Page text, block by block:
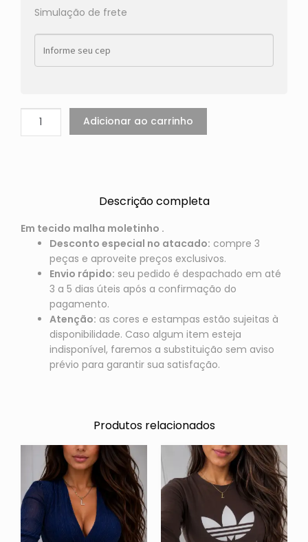
Simulação de frete
Adicionar ao carrinho
Descrição completa
Em tecido malha moletinho .
Desconto especial no atacado: compre 3
peças e aproveite preços exclusivos.
Envio rápido: seu pedido é despachado em até
3 a 5 dias úteis após a confirmação do
pagamento.
Atenção: as cores e estampas estão sujeitas à
disponibilidade. Caso algum item esteja
indisponível, faremos a substituição sem aviso
prévio para garantir sua satisfação.
Produtos relacionados